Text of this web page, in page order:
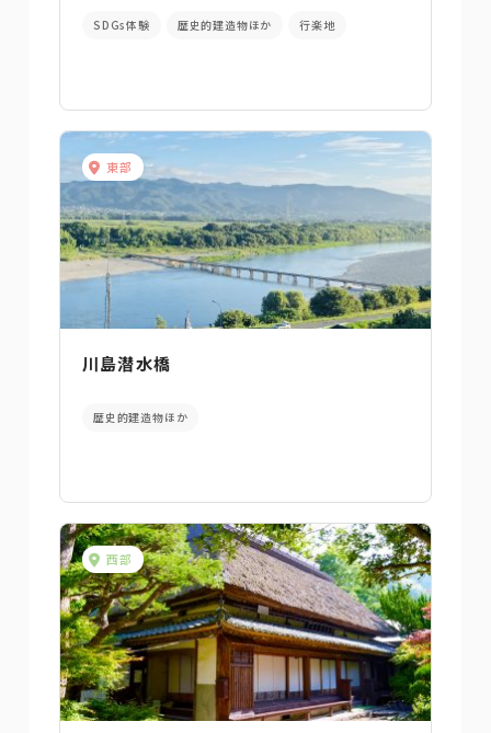
SDGs体験 歴史的建造物ほか 行楽地
東部
川島潜水橋
歴史的建造物ほか
西部